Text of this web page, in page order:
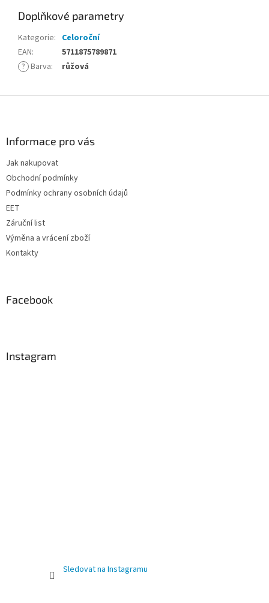
Doplňkové parametry
Kategorie: Celoroční
EAN:
5711875789871
? Barva: růžová
Informace pro vás
Jak nakupovat
Obchodní podmínky
Podmínky ochrany osobních údajů
EET
Záruční list
Výměna a vrácení zboží
Kontakty
Facebook
Instagram
Sledovat na Instagramu